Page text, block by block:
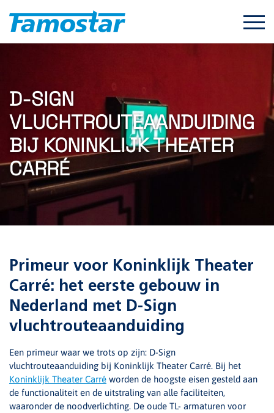
content
D-SIGN
VLUCHTROUTEAANDUIDING
BIJ KONINKLIJK THEATER
CARRÉ
Primeur voor Koninklijk Theater
Carré: het eerste gebouw in
Nederland met D-Sign
vluchtrouteaanduiding
Een primeur waar we trots op zijn: D-Sign
vluchtrouteaanduiding bij Koninklijk Theater Carré. Bij het
Koninklijk Theater Carré worden de hoogste eisen gesteld aan
de functionaliteit en de uitstraling van alle faciliteiten,
waaronder de noodverlichting. De oude TL- armaturen voor